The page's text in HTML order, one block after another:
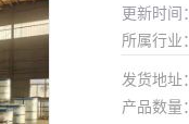
更新时间
所属行业：
发货地址
产品数量